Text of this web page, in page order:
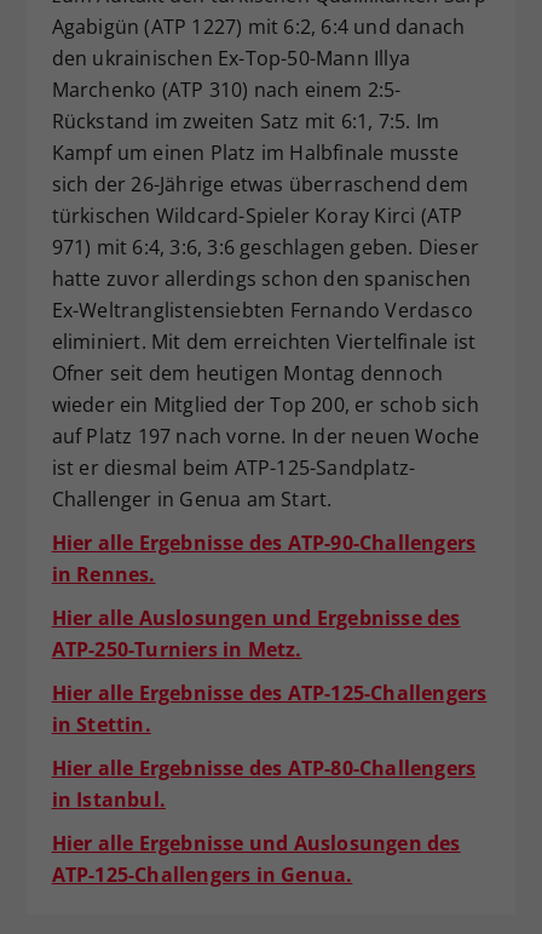
Agabigün (ATP 1227) mit 6:2, 6:4 und danach
den ukrainischen Ex-Top-50-Mann Illya
Marchenko (ATP 310) nach einem 2:5-
Rückstand im zweiten Satz mit 6:1, 7:5. Im
Kampf um einen Platz im Halbfinale musste
sich der 26-Jährige etwas überraschend dem
türkischen Wildcard-Spieler Koray Kirci (ATP
971) mit 6:4, 3:6, 3:6 geschlagen geben. Dieser
hatte zuvor allerdings schon den spanischen
Ex-Weltranglistensiebten Fernando Verdasco
eliminiert. Mit dem erreichten Viertelfinale ist
Ofner seit dem heutigen Montag dennoch
wieder ein Mitglied der Top 200, er schob sich
auf Platz 197 nach vorne. In der neuen Woche
ist er diesmal beim ATP-125-Sandplatz-
Challenger in Genua am Start.
Hier alle Ergebnisse des ATP-90-Challengers
in Rennes.
Hier alle Auslosungen und Ergebnisse des
ATP-250-Turniers in Metz.
Hier alle Ergebnisse des ATP-125-Challengers
in Stettin.
Hier alle Ergebnisse des ATP-80-Challengers
in Istanbul.
Hier alle Ergebnisse und Auslosungen des
ATP-125-Challengers in Genua.